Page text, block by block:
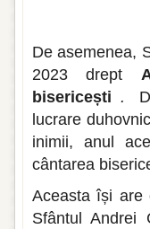
De asemenea,
2023 drept
bisericești .
lucrare
inimii, anul
cântarea
Aceasta își are
Sfântul Andrei